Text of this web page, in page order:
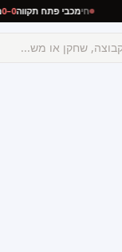
מכבי פתח תקווה 0–0 מכבי נתניה